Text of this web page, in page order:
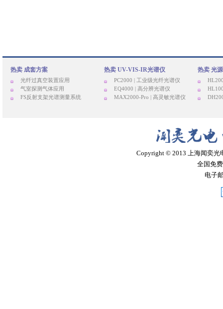
热卖 成套方案
光纤过真空装置应用
气室探测气体应用
FS反射支架光谱测量系统
热卖 UV-VIS-IR光谱仪
PC2000 | 工业级光纤光谱仪
EQ4000 | 高分辨光谱仪
MAX2000-Pro | 高灵敏光谱仪
热卖 光源
Copyright © 2013 上海闻奕
全国免
电子